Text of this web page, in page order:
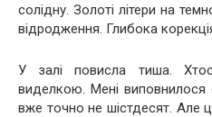
солідну. Золоті літери на
відродження. Глибока
У залі повисла тиша.
виделкою. Мені виповнилося
вже точно не шістдесят. Але